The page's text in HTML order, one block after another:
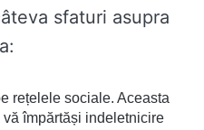
sfaturi asupra
rețelele sociale. Aceasta
împărtăși indeletnicire